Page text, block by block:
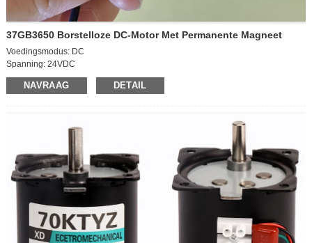
37GB3650 Borstelloze DC-Motor Met Permanente Magneet
Voedingsmodus: DC
Spanning: 24VDC
Bedrijfssnelheid: hogesnelheidsmotor
Vermogen: 15W
Richting: CCW/CW
Stroom: 1,1A
Motorsnelheid: 600 tpm
Verpakkingsgrootte: 42*30*37CM (70 stuks)
NAVRAAG DETAIL